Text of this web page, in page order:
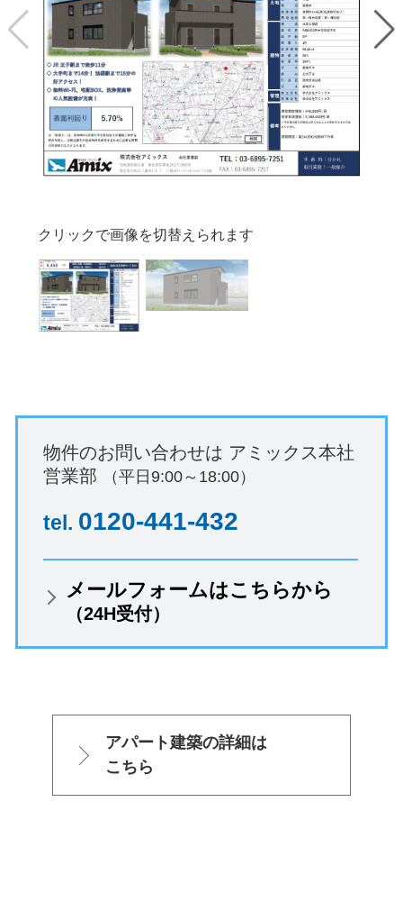
クリックで画像を切替えられます
物件のお問い合わせは アミックス本社
営業部
（平日9:00～18:00）
tel. 0120-441-432
メールフォームはこちらから
（24H受付）
アパート建築の詳細は
こちら